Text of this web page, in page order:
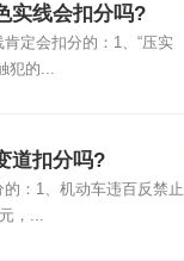
实线会扣分吗?
定会扣分的：1、“压实
犯的...
道扣分吗?
：1、机动车违百反禁止
，...